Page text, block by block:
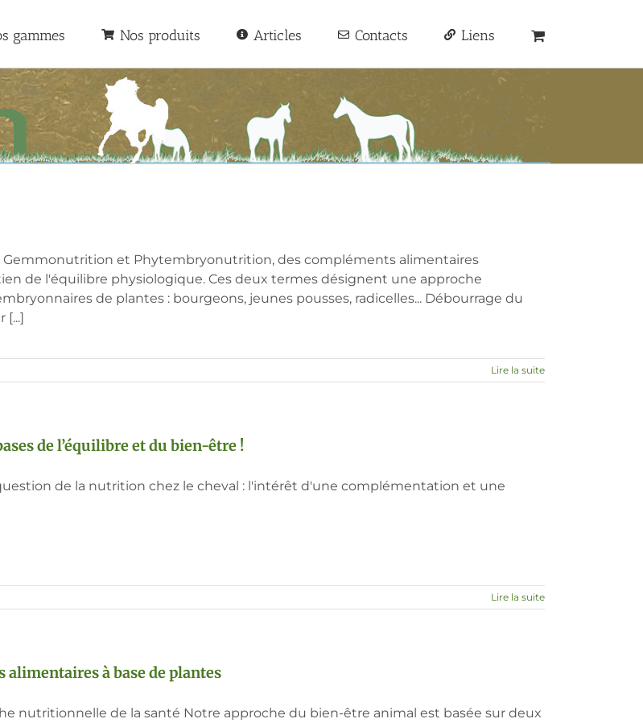
gammes Nos produits Articles Contacts Liens
Gemmonutrition et Phytembryonutrition, des compléments alimentaires
de l'équilibre physiologique. Ces deux termes désignent une approche
de plantes : bourgeons, jeunes pousses, radicelles... Débourrage du
[...]
Lire la suite
de l’équilibre et du bien-être !
de la nutrition chez le cheval : l'intérêt d'une complémentation et une
Lire la suite
alimentaires à base de plantes
nutritionnelle de la santé Notre approche du bien-être animal est basée sur deux